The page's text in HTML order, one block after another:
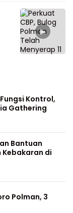
▶
Kontrol,
Gathering
Bantuan
Kebakaran di
Polman, 3